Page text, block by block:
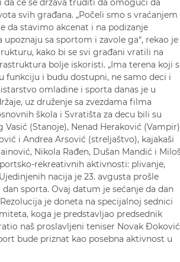
da će se država truditi da omogući da
svih građana. „Počeli smo s vraćanjem
da stavimo akcenat i na podizanje
sa sportom i zavole ga“, rekao je
kako bi se svi građani vratili na
bolje iskoristi. „Ima terena koji
funkciju i budu dostupni, ne samo deci i
omladine i sporta danas je u
uz druženje sa zvezdama filma
škola i Svratišta za decu bili su
(Stanoje), Nenad Heraković
i Andrea Arsović (streljaštvo), kajakaši
Nikola Rađen, Dušan Mandić i
rekreativnih aktivnosti: plivanje,
nacija je 23. avgusta prošle
sporta. Ovaj datum je sećanje da dan
je doneta na specijalnoj sednici
koga je predstavljao predsednik
naš proslavljeni teniser Novak
bude priznat kao posebna aktivnost u